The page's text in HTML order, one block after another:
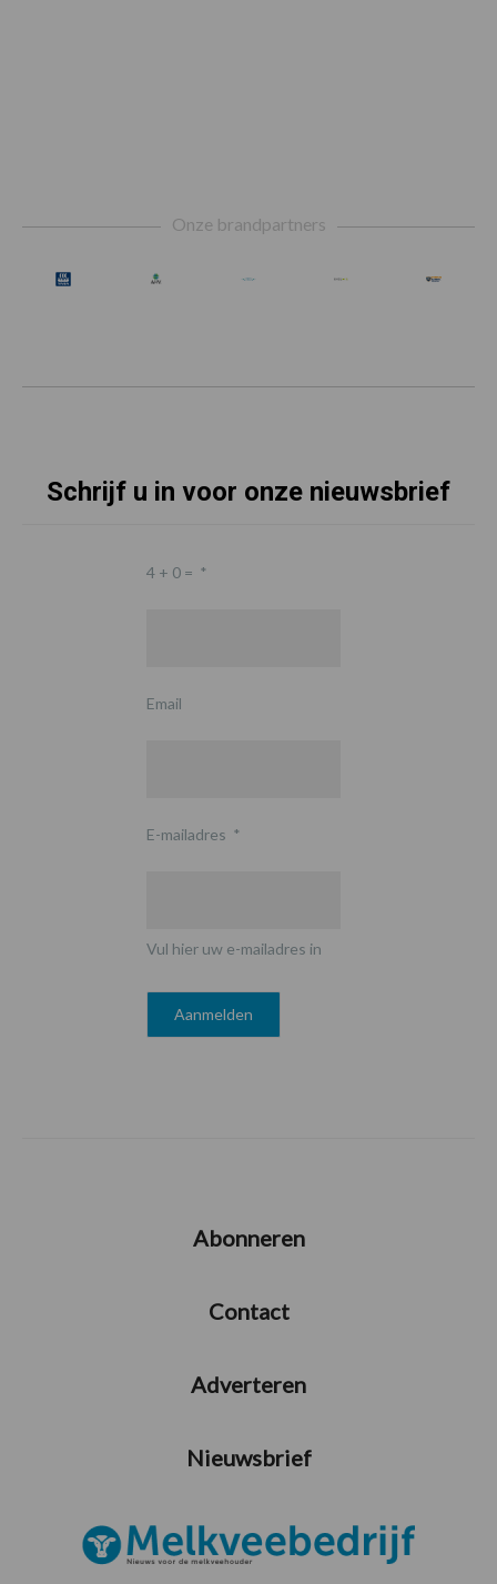
Onze brandpartners
Schrijf u in voor onze nieuwsbrief
4 + 0 = *
Email
E-mailadres *
Vul hier uw e-mailadres in
Abonneren
Contact
Adverteren
Nieuwsbrief